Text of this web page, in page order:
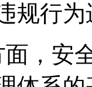
违规行
面